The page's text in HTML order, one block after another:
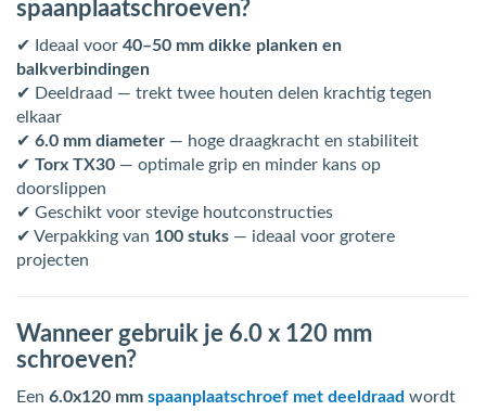
spaanplaatschroeven?
✔ Ideaal voor 40–50 mm dikke planken en
balkverbindingen
✔ Deeldraad — trekt twee houten delen krachtig tegen
elkaar
✔ 6.0 mm diameter — hoge draagkracht en stabiliteit
✔ Torx TX30 — optimale grip en minder kans op
doorslippen
✔ Geschikt voor stevige houtconstructies
✔ Verpakking van 100 stuks — ideaal voor grotere
projecten
Wanneer gebruik je 6.0 x 120 mm
schroeven?
Een 6.0x120 mm spaanplaatschroef met deeldraad wordt